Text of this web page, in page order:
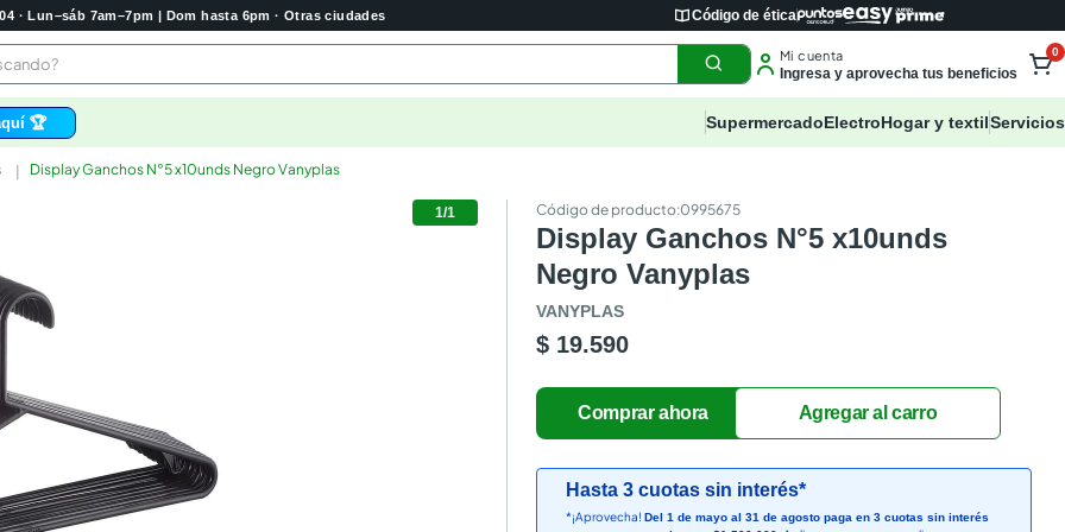
· Lun–sáb 7am–7pm | Dom hasta 6pm · Otras ciudades Código de ética
Mi cuenta
Ingresa y aprovecha tus beneficios
0
🏆 SupermercadoElectroHogar y textilServicios
Display Ganchos N°5 x10unds Negro Vanyplas
1/1 :0995675
Display Ganchos N°5 x10unds
Negro Vanyplas
VANYPLAS
$ 19.590
Hasta 3 cuotas sin interés*
*¡Aprovecha!Del 1 de mayo al 31 de agosto paga en 3 cuotas sin interés